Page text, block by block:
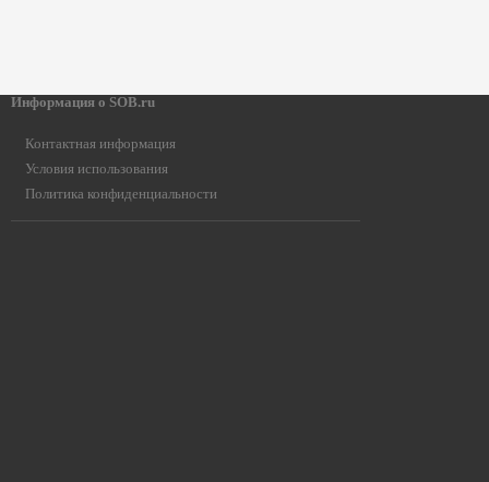
Информация о SOB.ru
Контактная информация
Условия использования
Политика конфиденциальности